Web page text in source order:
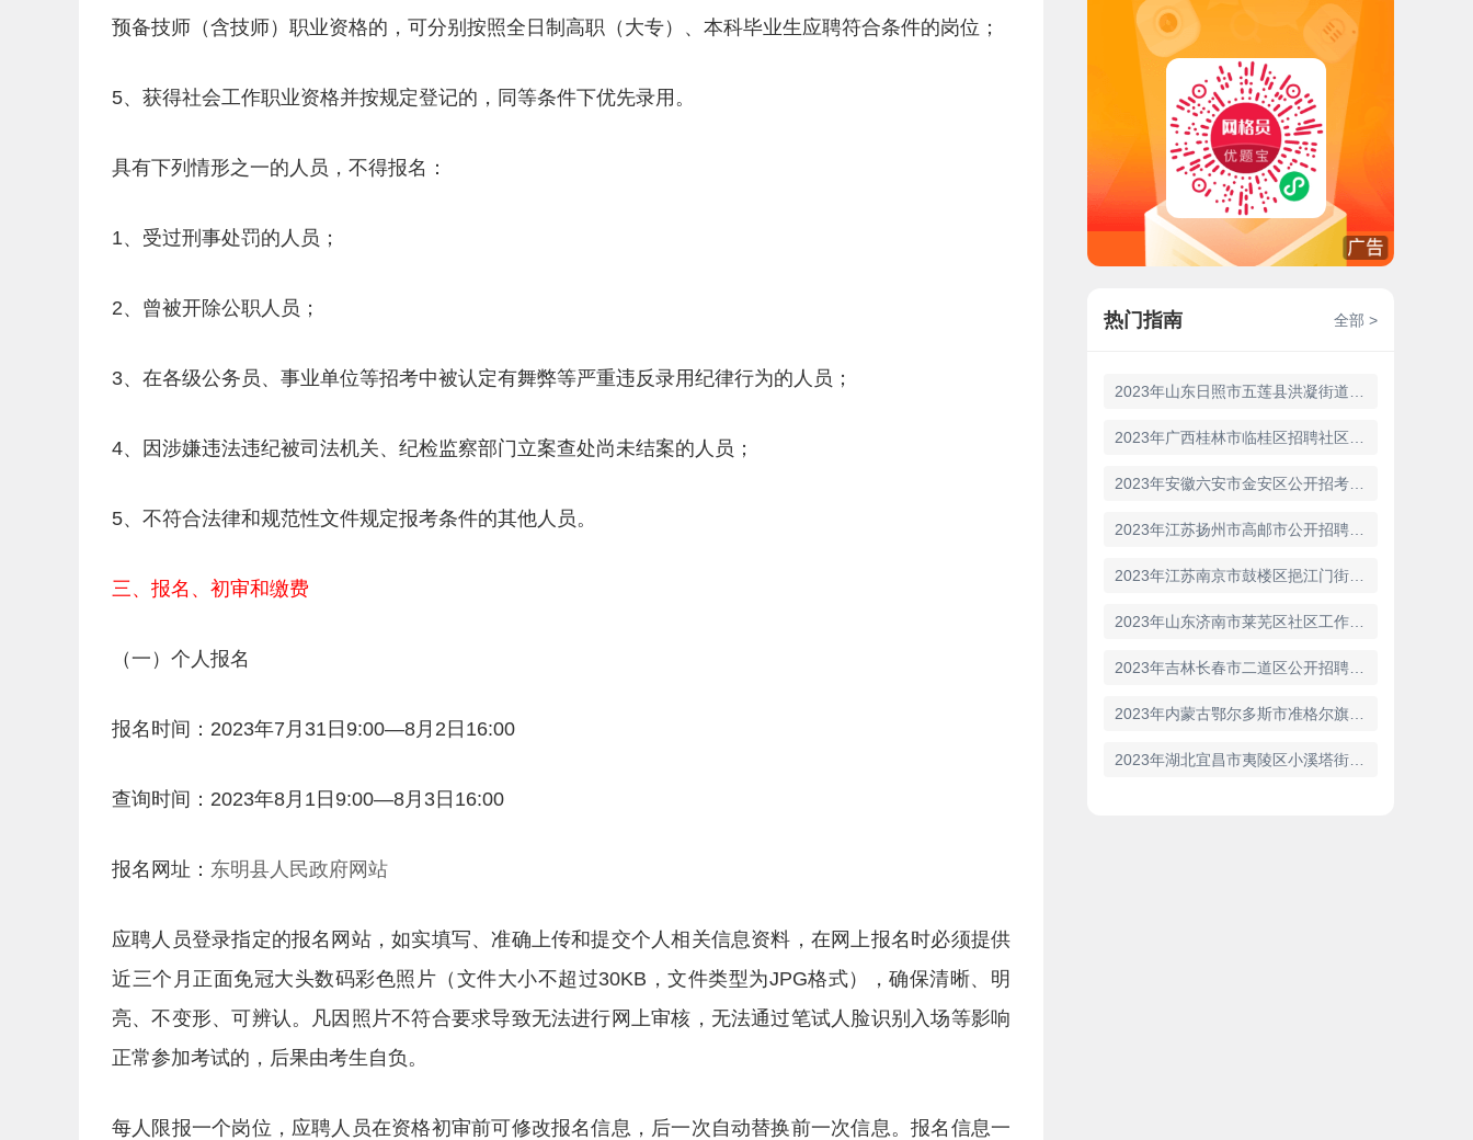
预备技师（含技师）职业资格的，可分别按照全日制高职（大专）、本科毕业生应聘符合条件的岗位；
5、获得社会工作职业资格并按规定登记的，同等条件下优先录用。
具有下列情形之一的人员，不得报名：
1、受过刑事处罚的人员；
2、曾被开除公职人员；
3、在各级公务员、事业单位等招考中被认定有舞弊等严重违反录用纪律行为的人员；
4、因涉嫌违法违纪被司法机关、纪检监察部门立案查处尚未结案的人员；
5、不符合法律和规范性文件规定报考条件的其他人员。
三、报名、初审和缴费
（一）个人报名
报名时间：2023年7月31日9:00—8月2日16:00
查询时间：2023年8月1日9:00—8月3日16:00
报名网址： 东明县人民政府网站
应聘人员登录指定的报名网站，如实填写、准确上传和提交个人相关信息资料，在网上报名时必须提供
近三个月正面免冠大头数码彩色照片（文件大小不超过30KB，文件类型为JPG格式），确保清晰、明
亮、不变形、可辨认。凡因照片不符合要求导致无法进行网上审核，无法通过笔试人脸识别入场等影响
正常参加考试的，后果由考生自负。
每人限报一个岗位，应聘人员在资格初审前可修改报名信息，后一次自动替换前一次信息。报名信息一
热门指南 全部 >